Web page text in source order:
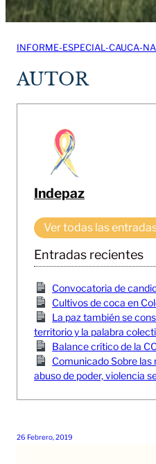
INFORME-ESPECIAL-CAUCA-
AUTOR
Indepaz
Ver todas las
Entradas recientes
Convocatoria de
Cultivos de coca en
La paz también se
territorio y la palabra
Balance crítico de la
Comunicado Sobre
abuso de poder, violencia
26 Febrero, 2019